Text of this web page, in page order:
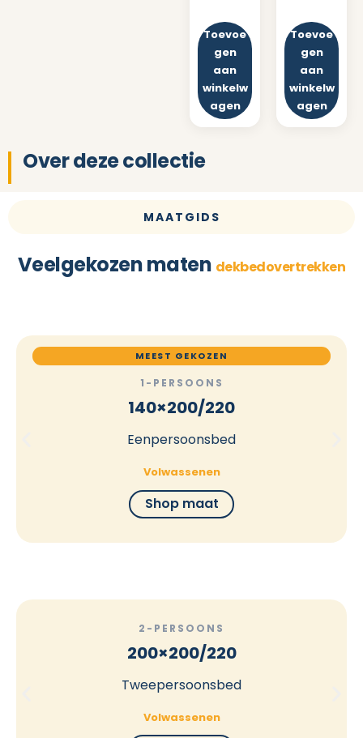
Toevoe
gen
aan
winkelw
agen
Toevoe
gen
aan
winkelw
agen
Over deze collectie
MAATGIDS
Veelgekozen maten dekbedovertrekken
MEEST GEKOZEN
1-PERSOONS
140×200/220
Eenpersoonsbed
Volwassenen
Shop maat
2-PERSOONS
200×200/220
Tweepersoonsbed
Volwassenen